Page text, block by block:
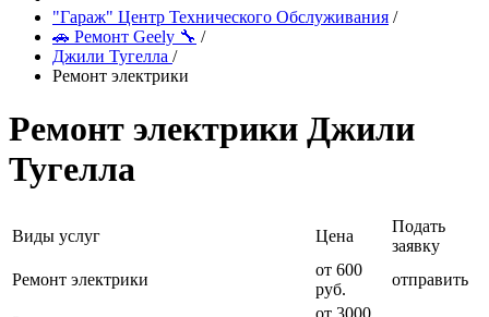
"Гараж" Центр Технического Обслуживания /
🚗 Ремонт Geely 🔧 /
Джили Тугелла /
Ремонт электрики
Ремонт электрики Джили
Тугелла
Виды услуг Цена
Подать
заявку
Ремонт электрики
от 600
руб.
отправить
от 3000